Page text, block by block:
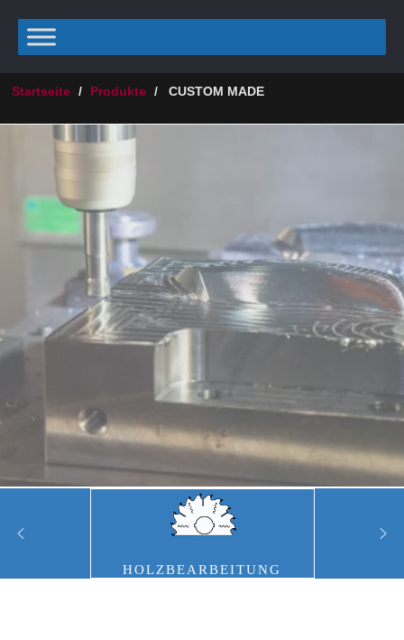
Startseite / Produkte / CUSTOM MADE
HOLZBEARBEITUNG